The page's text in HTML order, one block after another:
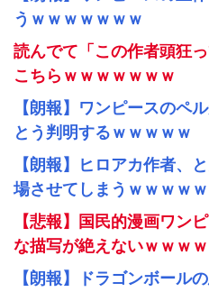
うｗｗｗｗｗｗｗ
読んでて「この作者頭狂
こちらｗｗｗｗｗｗｗ
【朗報】ワンピースのペ
とう判明するｗｗｗｗｗ
【朗報】ヒロアカ作者、
場させてしまうｗｗｗｗｗ
【悲報】国民的漫画ワン
な描写が絶えないｗｗｗ
【朗報】ドラゴンボール